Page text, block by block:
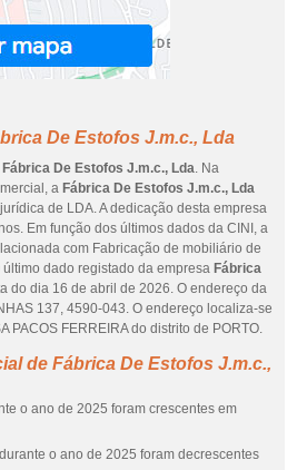
De Estofos J.m.c., Lda
Fábrica De Estofos J.m.c., Lda. Na
a Fábrica De Estofos J.m.c., Lda
de LDA. A dedicação desta empresa
Em função dos últimos dados da CINI, a
com Fabricação de mobiliário de
dado registado da empresa Fábrica
do dia 16 de abril de 2026. O endereço da
137, 4590-043. O endereço localiza-se
PACOS FERREIRA do distrito de PORTO.
de Fábrica De Estofos J.m.c.,
o ano de 2025 foram crescentes em
o ano de 2025 foram decrescentes